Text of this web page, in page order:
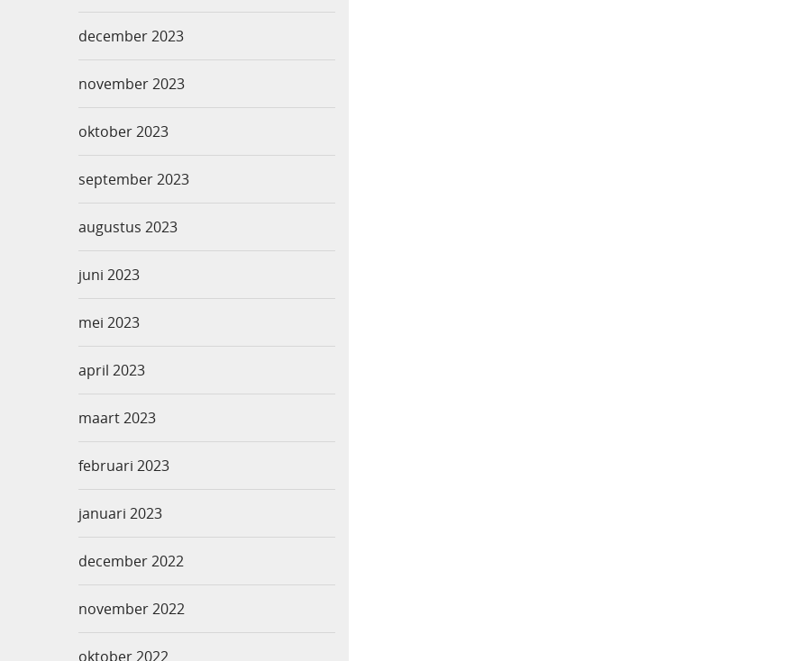
december 2023
november 2023
oktober 2023
september 2023
augustus 2023
juni 2023
mei 2023
april 2023
maart 2023
februari 2023
januari 2023
december 2022
november 2022
oktober 2022